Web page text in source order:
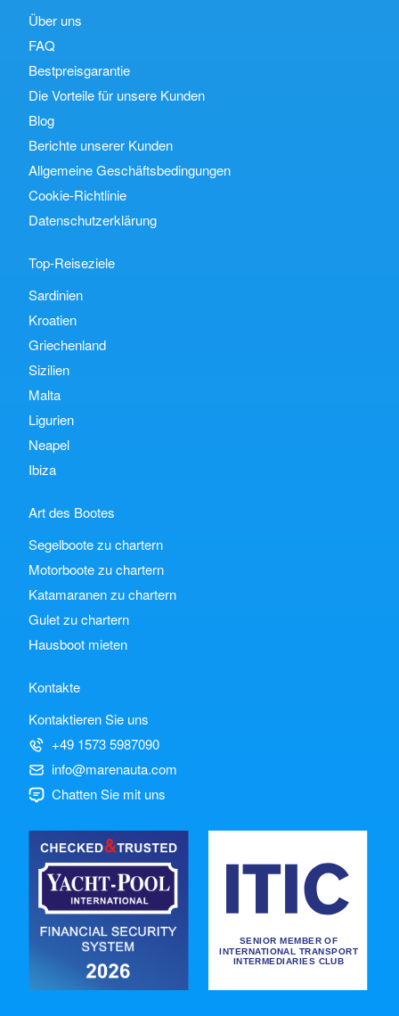
Über uns
FAQ
Bestpreisgarantie
Die Vorteile für unsere Kunden
Blog
Berichte unserer Kunden
Allgemeine Geschäftsbedingungen
Cookie-Richtlinie
Datenschutzerklärung
Top-Reiseziele
Sardinien
Kroatien
Griechenland
Sizilien
Malta
Ligurien
Neapel
Ibiza
Art des Bootes
Segelboote zu chartern
Motorboote zu chartern
Katamaranen zu chartern
Gulet zu chartern
Hausboot mieten
Kontakte
Kontaktieren Sie uns
+49 1573 5987090
info@marenauta.com
Chatten Sie mit uns